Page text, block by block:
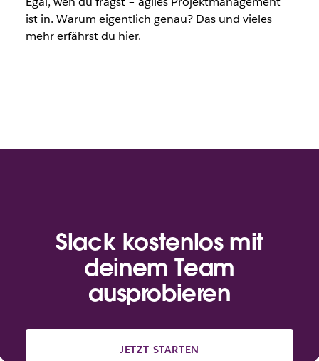
ist in. Warum eigentlich genau? Das und vieles
mehr erfährst du hier.
Slack kostenlos mit
deinem Team
ausprobieren
JETZT STARTEN